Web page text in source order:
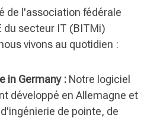
de l'association fédérale
du secteur IT (BITMi)
vivons au quotidien :
in Germany : Notre logiciel
développé en Allemagne et
de pointe, de